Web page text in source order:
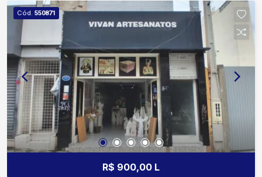
estrutura urbana Agende uma visita e conheça!
Cód. 550871
R$ 900,00 L